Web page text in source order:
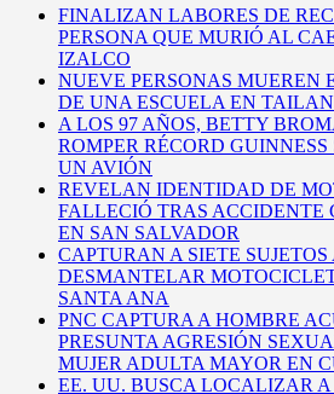
FINALIZAN LABORES DE
PERSONA QUE MURIÓ AL
IZALCO
NUEVE PERSONAS MUEREN
DE UNA ESCUELA EN
A LOS 97 AÑOS, BETTY
ROMPER RÉCORD
UN AVIÓN
REVELAN IDENTIDAD DE
FALLECIÓ TRAS ACCIDENTE
EN SAN SALVADOR
CAPTURAN A SIETE
DESMANTELAR
SANTA ANA
PNC CAPTURA A HOMBRE
PRESUNTA AGRESIÓN
MUJER ADULTA MAYOR EN
EE. UU. BUSCA LOCALIZAR